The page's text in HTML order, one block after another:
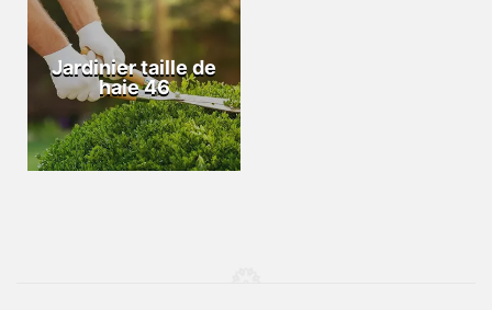
Jardinier taille de
haie 46